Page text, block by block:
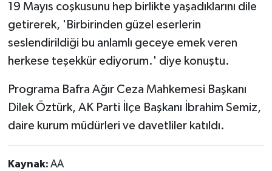
19 Mayıs coşkusunu hep birlikte yaşadıklarını dile
getirerek, 'Birbirinden güzel eserlerin
seslendirildiği bu anlamlı geceye emek veren
herkese teşekkür ediyorum.' diye konuştu.
Programa Bafra Ağır Ceza Mahkemesi Başkanı
Dilek Öztürk, AK Parti İlçe Başkanı İbrahim Semiz,
daire kurum müdürleri ve davetliler katıldı.
Kaynak: AA